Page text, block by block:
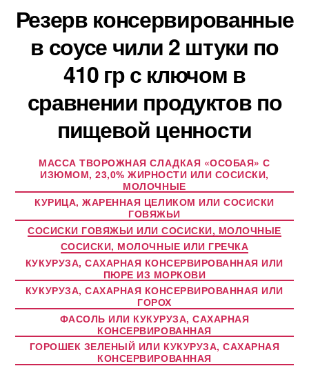
Резерв консервированные
в соусе чили 2 штуки по
410 гр с ключом в
сравнении продуктов по
пищевой ценности
МАССА ТВОРОЖНАЯ СЛАДКАЯ «ОСОБАЯ» С
ИЗЮМОМ, 23,0% ЖИРНОСТИ ИЛИ СОСИСКИ,
МОЛОЧНЫЕ
КУРИЦА, ЖАРЕННАЯ ЦЕЛИКОМ ИЛИ СОСИСКИ
ГОВЯЖЬИ
СОСИСКИ ГОВЯЖЬИ ИЛИ СОСИСКИ, МОЛОЧНЫЕ
СОСИСКИ, МОЛОЧНЫЕ ИЛИ ГРЕЧКА
КУКУРУЗА, САХАРНАЯ КОНСЕРВИРОВАННАЯ ИЛИ
ПЮРЕ ИЗ МОРКОВИ
КУКУРУЗА, САХАРНАЯ КОНСЕРВИРОВАННАЯ ИЛИ
ГОРОХ
ФАСОЛЬ ИЛИ КУКУРУЗА, САХАРНАЯ
КОНСЕРВИРОВАННАЯ
ГОРОШЕК ЗЕЛЕНЫЙ ИЛИ КУКУРУЗА, САХАРНАЯ
КОНСЕРВИРОВАННАЯ